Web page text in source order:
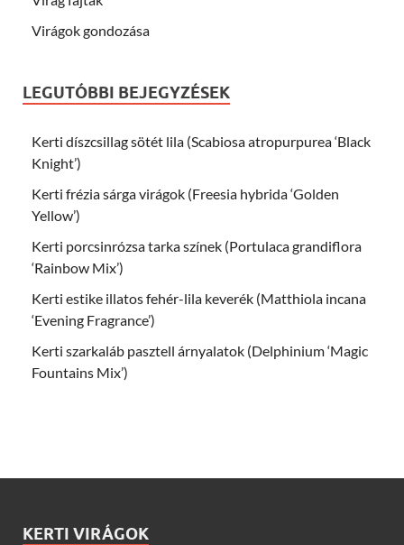
Virágok gondozása
LEGUTÓBBI BEJEGYZÉSEK
Kerti díszcsillag sötét lila (Scabiosa atropurpurea ‘Black
Knight’)
Kerti frézia sárga virágok (Freesia hybrida ‘Golden
Yellow’)
Kerti porcsinrózsa tarka színek (Portulaca grandiflora
‘Rainbow Mix’)
Kerti estike illatos fehér-lila keverék (Matthiola incana
‘Evening Fragrance’)
Kerti szarkaláb pasztell árnyalatok (Delphinium ‘Magic
Fountains Mix’)
KERTI VIRÁGOK